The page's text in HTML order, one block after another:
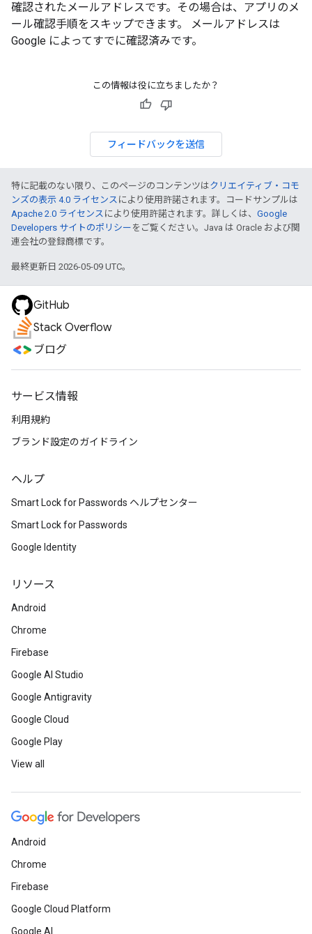
確認されたメールアドレスです。その場合は、アプリのメ
ール確認手順をスキップできます。 メールアドレスは
Google によってすでに確認済みです。
この情報は役に立ちましたか？
フィードバックを送信
特に記載のない限り、このページのコンテンツはクリエイティブ・コモ
ンズの表示 4.0 ライセンス により使用許諾されます。コードサンプルは
Apache 2.0 ライセンス により使用許諾されます。詳しくは、 Google
Developers サイトのポリシー をご覧ください。Java は Oracle および関
連会社の登録商標です。
最終更新日 2026-05-09 UTC。
GitHub
Stack Overflow
ブログ
サービス情報
利用規約
ブランド設定のガイドライン
ヘルプ
Smart Lock for Passwords ヘルプセンター
Smart Lock for Passwords
Google Identity
リソース
Android
Chrome
Firebase
Google AI Studio
Google Antigravity
Google Cloud
Google Play
View all
Android
Chrome
Firebase
Google Cloud Platform
Google AI